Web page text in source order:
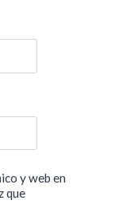
y web en
que